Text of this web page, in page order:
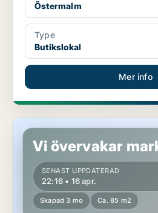
Östermalm
Type
Butikslokal
Mer info
Butikslokal på Östermalm
Vi övervakar
SENAST UPPDATERAD
22:16 • 16 apr.
Skapad 3 mo Ca. 85 m2